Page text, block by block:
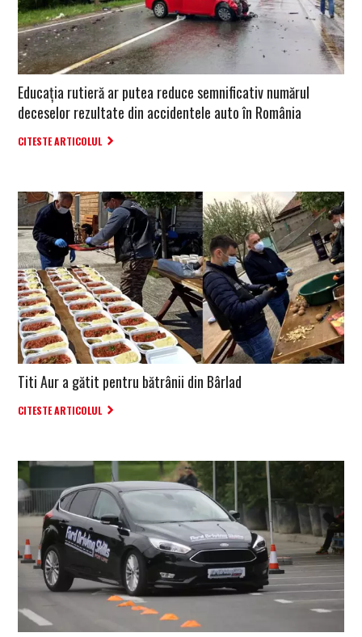
Educația rutieră ar putea reduce semnificativ numărul
deceselor rezultate din accidentele auto în România
CITESTE ARTICOLUL
Titi Aur a gătit pentru bătrânii din Bârlad
CITESTE ARTICOLUL